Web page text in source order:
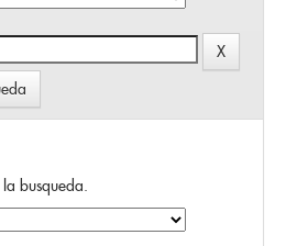
busqueda.